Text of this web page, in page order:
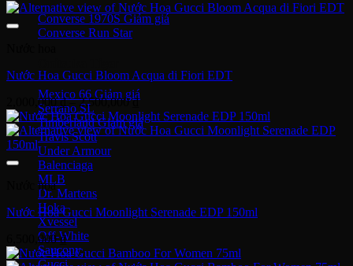
Converse 1970S
Converse Run Star
Mexico 66
Serrano SL
Timberland
Travis Scott
Under Armour
Balenciaga
MLB
Dr. Martens
Hoka
Xvessel
Off-White
Saucony
Nước Hoa Gucci Bloom Acqua di Fiori EDT
2,000,000₫ – 2,500,000₫Khoảng
giá:
từ
Nước hoa
Nước Hoa Gucci Moonlight Serenade EDP 150ml
6,500,000₫